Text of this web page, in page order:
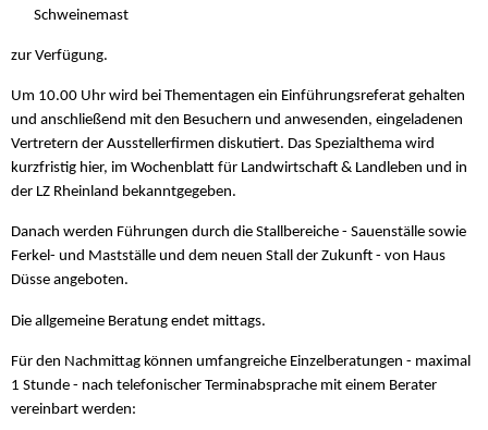
Schweinemast
zur Verfügung.
Um 10.00 Uhr wird bei Thementagen ein Einführungsreferat gehalten
und anschließend mit den Besuchern und anwesenden, eingeladenen
Vertretern der Ausstellerfirmen diskutiert. Das Spezialthema wird
kurzfristig hier, im Wochenblatt für Landwirtschaft & Landleben und in
der LZ Rheinland bekanntgegeben.
Danach werden Führungen durch die Stallbereiche - Sauenställe sowie
Ferkel- und Mastställe und dem neuen Stall der Zukunft - von Haus
Düsse angeboten.
Die allgemeine Beratung endet mittags.
Für den Nachmittag können umfangreiche Einzelberatungen - maximal
1 Stunde - nach telefonischer Terminabsprache mit einem Berater
vereinbart werden: